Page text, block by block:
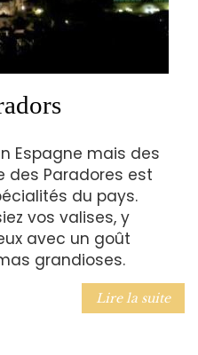
Espagne mais des
des Paradores est
du pays.
vos valises, y
avec un goût
grandioses.
Lire la suite